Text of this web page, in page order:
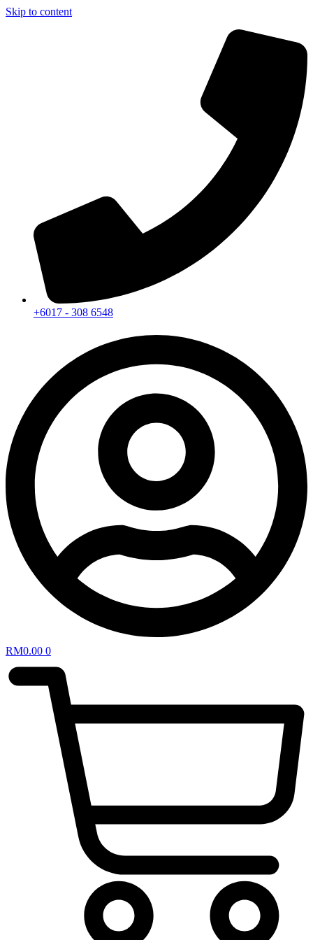
Skip to content
+6017 - 308 6548
RM0.00 0